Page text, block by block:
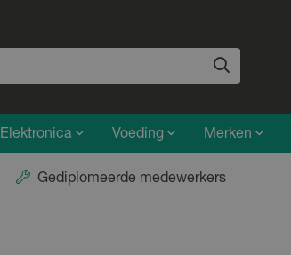
Elektronica Voeding Merken
Gediplomeerde medewerkers